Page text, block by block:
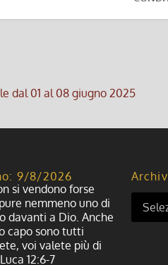
dal 01 al 08 giugno 2025
9/8/2026
si vendono forse
nemmeno uno di
davanti a Dio. Anche
capo sono tutti
voi valete più di
12:6-7